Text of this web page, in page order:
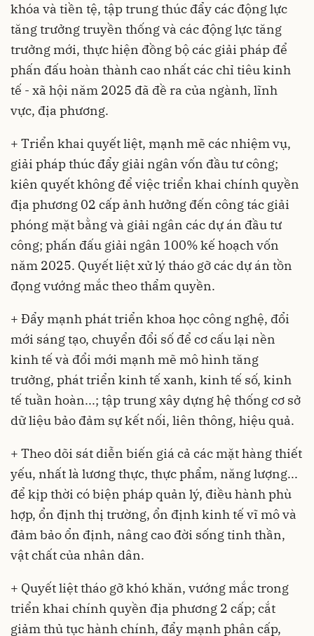
khóa và tiền tệ, tập trung thúc đẩy các động lực
tăng trưởng truyền thống và các động lực tăng
trưởng mới, thực hiện đồng bộ các giải pháp để
phấn đấu hoàn thành cao nhất các chỉ tiêu kinh
tế - xã hội năm 2025 đã đề ra của ngành, lĩnh
vực, địa phương.
+ Triển khai quyết liệt, mạnh mẽ các nhiệm vụ,
giải pháp thúc đẩy giải ngân vốn đầu tư công;
kiên quyết không để việc triển khai chính quyền
địa phương 02 cấp ảnh hưởng đến công tác giải
phóng mặt bằng và giải ngân các dự án đầu tư
công; phấn đấu giải ngân 100% kế hoạch vốn
năm 2025. Quyết liệt xử lý tháo gỡ các dự án tồn
đọng vướng mắc theo thẩm quyền.
+ Đẩy mạnh phát triển khoa học công nghệ, đổi
mới sáng tạo, chuyển đổi số để cơ cấu lại nền
kinh tế và đổi mới mạnh mẽ mô hình tăng
trưởng, phát triển kinh tế xanh, kinh tế số, kinh
tế tuần hoàn...; tập trung xây dựng hệ thống cơ sở
dữ liệu bảo đảm sự kết nối, liên thông, hiệu quả.
+ Theo dõi sát diễn biến giá cả các mặt hàng thiết
yếu, nhất là lương thực, thực phẩm, năng lượng...
để kịp thời có biện pháp quản lý, điều hành phù
hợp, ổn định thị trường, ổn định kinh tế vĩ mô và
đảm bảo ổn định, nâng cao đời sống tinh thần,
vật chất của nhân dân.
+ Quyết liệt tháo gỡ khó khăn, vướng mắc trong
triển khai chính quyền địa phương 2 cấp; cắt
giảm thủ tục hành chính, đẩy mạnh phân cấp,